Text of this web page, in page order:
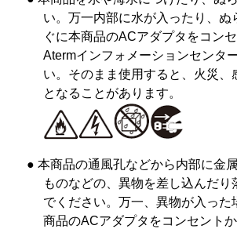
い。万一内部に水が入ったり、ぬ
ぐに本商品のACアダプタをコン
Atermインフォメーションセンタ
い。そのまま使用すると、火災、
となることがあります。
● 本商品の通風孔などから内部に金
ものなどの、異物を差し込んだり
でください。万一、異物が入った
商品のACアダプタをコンセント